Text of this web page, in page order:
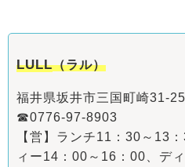
LULL（ラル）
福井県坂井市三国町崎31-25
☎0776-97-8903
【営】ランチ11：30～13
ィー14：00～16：00、デ